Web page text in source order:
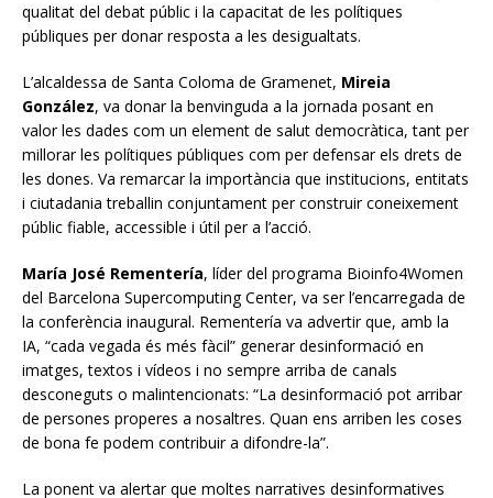
qualitat del debat públic i la capacitat de les polítiques
públiques per donar resposta a les desigualtats.
L’alcaldessa de Santa Coloma de Gramenet, Mireia
González, va donar la benvinguda a la jornada posant en
valor les dades com un element de salut democràtica, tant per
millorar les polítiques públiques com per defensar els drets de
les dones. Va remarcar la importància que institucions, entitats
i ciutadania treballin conjuntament per construir coneixement
públic fiable, accessible i útil per a l’acció.
María José Rementería, líder del programa Bioinfo4Women
del Barcelona Supercomputing Center, va ser l’encarregada de
la conferència inaugural. Rementería va advertir que, amb la
IA, “cada vegada és més fàcil” generar desinformació en
imatges, textos i vídeos i no sempre arriba de canals
desconeguts o malintencionats: “La desinformació pot arribar
de persones properes a nosaltres. Quan ens arriben les coses
de bona fe podem contribuir a difondre-la”.
La ponent va alertar que moltes narratives desinformatives